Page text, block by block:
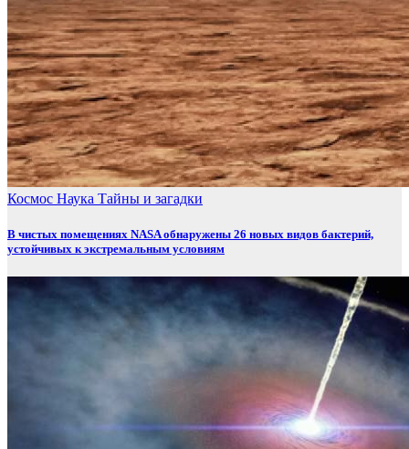
Космос Наука Тайны и загадки
В чистых помещениях NASA обнаружены 26 новых видов бактерий,
устойчивых к экстремальным условиям